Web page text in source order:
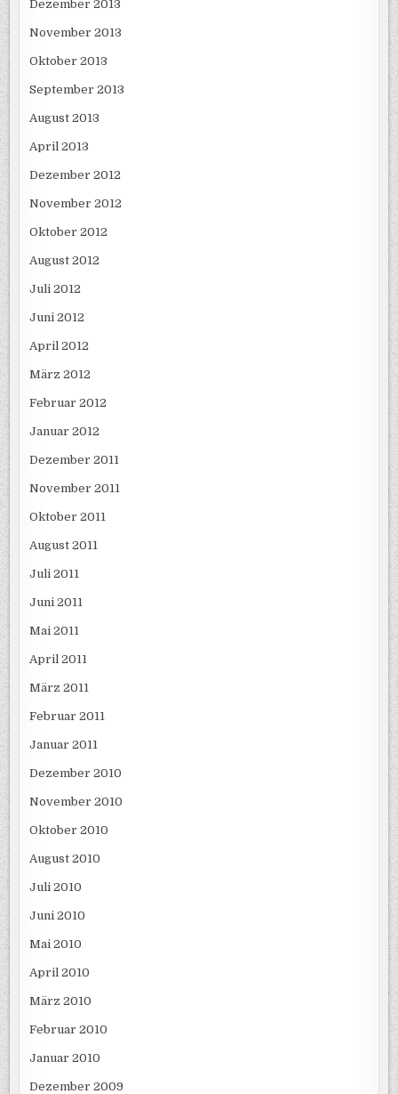
Dezember 2013
November 2013
Oktober 2013
September 2013
August 2013
April 2013
Dezember 2012
November 2012
Oktober 2012
August 2012
Juli 2012
Juni 2012
April 2012
März 2012
Februar 2012
Januar 2012
Dezember 2011
November 2011
Oktober 2011
August 2011
Juli 2011
Juni 2011
Mai 2011
April 2011
März 2011
Februar 2011
Januar 2011
Dezember 2010
November 2010
Oktober 2010
August 2010
Juli 2010
Juni 2010
Mai 2010
April 2010
März 2010
Februar 2010
Januar 2010
Dezember 2009